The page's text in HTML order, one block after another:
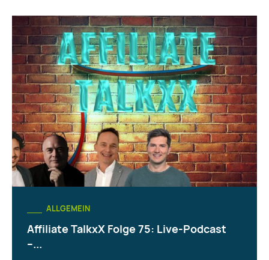
ALLGEMEIN
Affiliate TalkxX Folge 75: Live-Podcast
–...